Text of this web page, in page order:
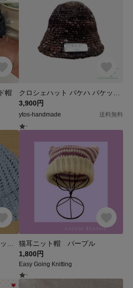
帽
3,900円
ytos-handmade
送料無料
-
猫耳ニット帽 パープル
1,800円
Easy Going Knitting
-